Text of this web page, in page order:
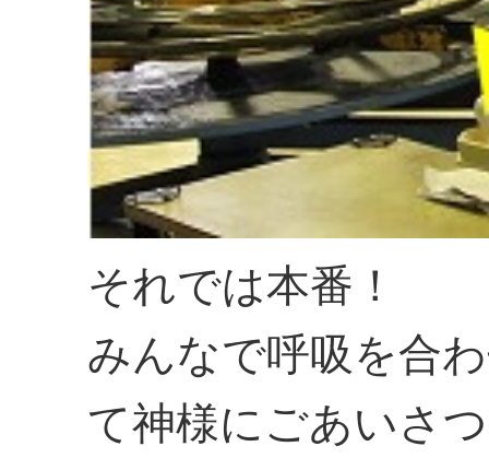
それでは本番！
みんなで呼吸を合
て神様にごあいさ